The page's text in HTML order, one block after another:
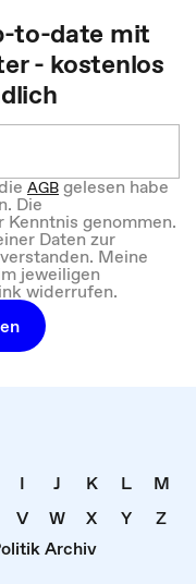
to-date mit
- kostenlos
AGBgelesen habe
Die
Kenntnis genommen.
Daten zur
Meine
jeweiligen
widerrufen.
I J K L
M
V W X Y
Z
Archiv